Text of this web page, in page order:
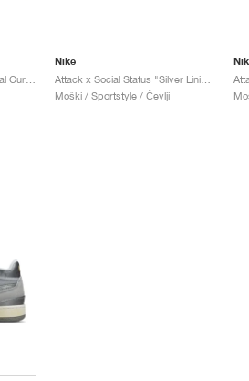
Nike
Attack x Social Status "Silver Linings"
Moški / Sportstyle / Čevlji